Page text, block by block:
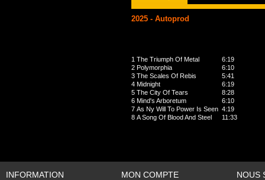
2025 - Autoprod
1 The Triumph Of Metal
6:19
2 Polymorphia
6:10
3 The Scales Of Rebis
5:41
4 Midnight
6:19
5 The City Of Tears
8:28
6 Mind's Arboretum
6:10
7 As Ny Will To Power Is Seen 4:19
8 A Song Of Blood And Steel 11:33
INFORMATION MON COMPTE NOUS